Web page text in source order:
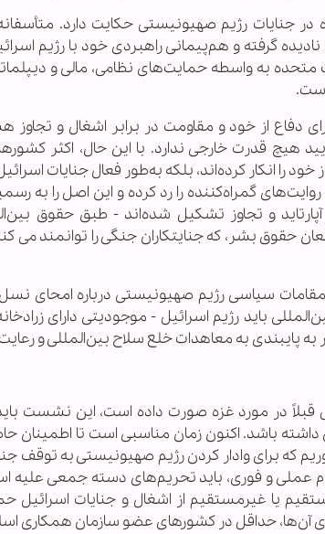
جنایات رژیم صهیونیستی حکایت دارد.
گرفته و هم‌پیمانی راهبردی خود با رژیم
به واسطه حمایت‌های نظامی، مالی و
دفاع از خود و مقاومت در برابر اشغال و
هیچ قدرت خارجی ندارد. با این حال، اکثر
انکار کرده‌اند، بلکه به‌طور فعال جنایات اسرائیل
گمراه‌کننده را رد کرده و این اصل را به
و تجاوز تشکیل شده‌اند - طبق حقوق
حقوق بشر، که جنایتکاران جنگی را توانمند می
مقامات سیاسی رژیم صهیونیستی درباره امحای
باید رژیم اسرائیل - موجودیتی دارای
پایبندی به معاهدات خلع سلاح بین‌المللی و
قبلاً در مورد غزه صورت داده است، این نشست
باشد. اکنون زمان مناسبی است تا اطمینان
که برای وادار کردن رژیم صهیونیستی به توقف
عملی و فوری، باید تحریم‌های دسته جمعی علیه
یا غیرمستقیم از اشغال و جنایات اسرائیل
آن‌ها، حداقل در کشورهای عضو سازمان همکاری